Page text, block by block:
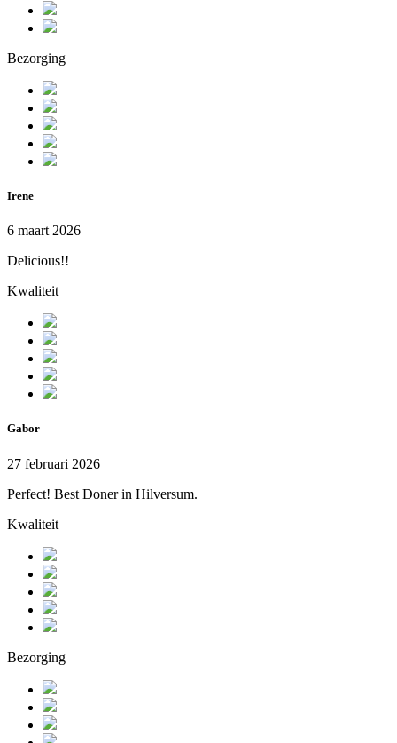
Bezorging
Irene
6 maart 2026
Delicious!!
Kwaliteit
Gabor
27 februari 2026
Perfect! Best Doner in Hilversum.
Kwaliteit
Bezorging